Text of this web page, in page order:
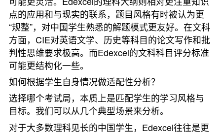
点的应用和与现实的联系，题目风格有时被认为更
“规整”，对中国学生熟悉的解题模式更友好。在文科
方面，CIE对英语文学、历史等科目的论文写作和批
判性思维要求极高。而Edexcel的文科科目评分标准
可能更结构化一些。
如何根据学生自身情况做适配性分析？
选择哪个考试局，本质上是匹配学生的学习风格与
目标。我们可以从几个典型场景来分析。
对于大多数理科见长的中国学生，Edexcel往往是更